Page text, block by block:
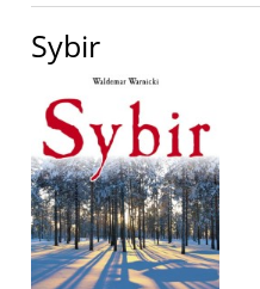
Sybir